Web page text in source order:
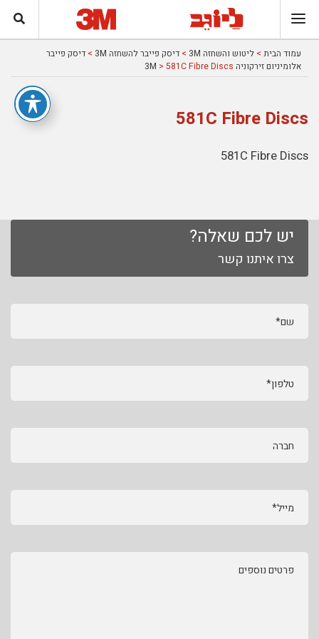
עמוד הבית > ליטוש והשחזה 3M > דיסק פייבר להשחזה 3M > דיסק פייבר
אלומיניום זירקוניה 3M > 581C Fibre Discs
581C Fibre Discs
581C Fibre Discs
יש לכם שאלה?
צרו איתנו קשר
שם*
טלפון*
חברה
מייל*
פרטים נוספים